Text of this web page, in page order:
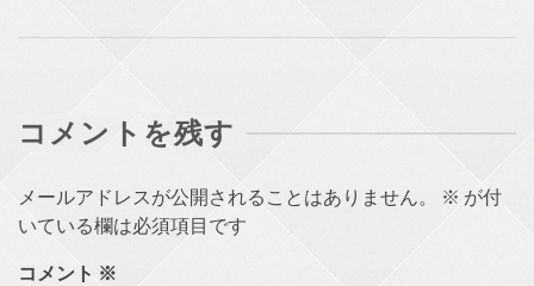
コメントを残す
メールアドレスが公開されることはありません。 ※ が付
いている欄は必須項目です
コメント ※